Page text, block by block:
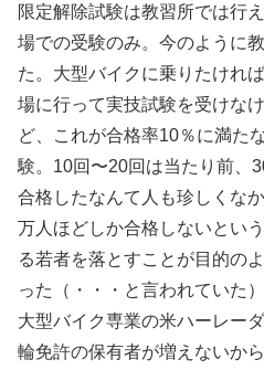
限定解除試験は教習所では行
場での受験のみ。今のように
た。大型バイクに乗りたけれ
場に行って実技試験を受けな
ど、これが合格率10％に満た
験。10回〜20回は当たり前、
合格したなんて人も珍しくな
万人ほどしか合格しないとい
る若者を落とすことが目的の
った（・・・と言われていた
大型バイク専業の米ハーレー
輪免許の保有者が増えないか